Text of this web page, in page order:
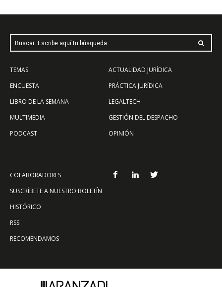
Buscar: Escribe aquí tu búsqueda
TEMAS
ENCUESTA
LIBRO DE LA SEMANA
MULTIMEDIA
PODCAST
ACTUALIDAD JURÍDICA
PRÁCTICA JURÍDICA
LEGALTECH
GESTIÓN DEL DESPACHO
OPINIÓN
COLABORADORES
SUSCRÍBETE A NUESTRO BOLETÍN
HISTÓRICO
RSS
RECOMENDAMOS